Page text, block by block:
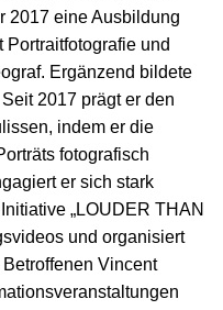
2017 eine Ausbildung
und
Ergänzend bildete
2017 prägt er den
indem er die
fotografisch
er sich stark
„LOUDER THAN
und organisiert
Vincent